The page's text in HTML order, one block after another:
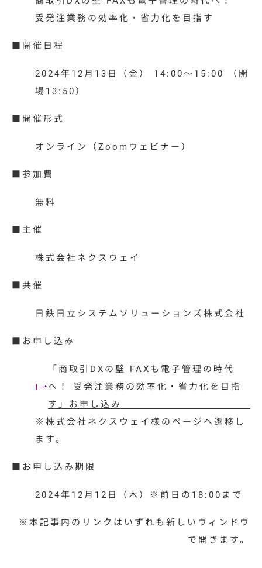
受発注業務の効率化・省力化を目指す
■開催日程
2024年12月13日（金） 14:00～15:00 （開
場13:50）
■開催形式
オンライン（Zoomウェビナー）
■参加費
無料
■主催
株式会社ネクスウェイ
■共催
日鉄日立システムソリューションズ株式会社
■お申し込み
「商取引DXの壁 FAXも電子管理の時代
へ！ 受発注業務の効率化・省力化を目指
す」お申し込み
※株式会社ネクスウェイ様のページへ遷移し
ます。
■お申し込み期限
2024年12月12日（木）※前日の18:00まで
※本記事内のリンクはいずれも新しいウィンドウ
で開きます。